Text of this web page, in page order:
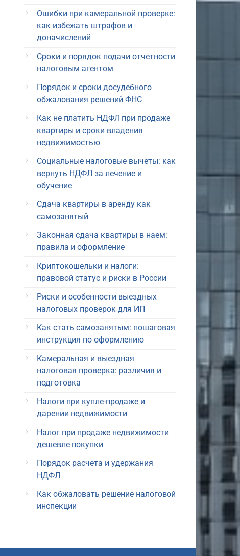
Ошибки при камеральной проверке:
как избежать штрафов и
доначислений
Сроки и порядок подачи отчетности
налоговым агентом
Порядок и сроки досудебного
обжалования решений ФНС
Как не платить НДФЛ при продаже
квартиры и сроки владения
недвижимостью
Социальные налоговые вычеты: как
вернуть НДФЛ за лечение и
обучение
Сдача квартиры в аренду как
самозанятый
Законная сдача квартиры в наем:
правила и оформление
Криптокошельки и налоги:
правовой статус и риски в России
Риски и особенности выездных
налоговых проверок для ИП
Как стать самозанятым: пошаговая
инструкция по оформлению
Камеральная и выездная
налоговая проверка: различия и
подготовка
Налоги при купле-продаже и
дарении недвижимости
Налог при продаже недвижимости
дешевле покупки
Порядок расчета и удержания
НДФЛ
Как обжаловать решение налоговой
инспекции